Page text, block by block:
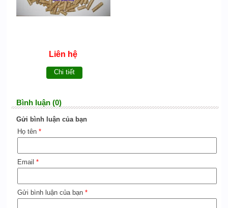
Liên hệ
Chi tiết
Bình luận (0)
Gửi bình luận của bạn
Họ tên *
Email *
Gửi bình luận của bạn *